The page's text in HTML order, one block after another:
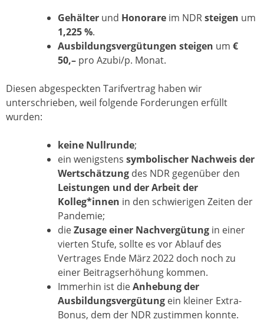
Gehälter und Honorare im NDRsteigen um
1,225 %.
Ausbildungsvergütungen steigen um €
50,– pro Azubi/p. Monat.
Diesen abgespeckten Tarifvertrag haben wir
unterschrieben, weil folgende Forderungen erfüllt
wurden:
keine Nullrunde;
ein wenigstens symbolischer Nachweis der
Wertschätzung des NDR gegenüber den
Leistungen und der Arbeit der
Kolleg*innen in den schwierigen Zeiten der
Pandemie;
dieZusage einer Nachvergütung in einer
vierten Stufe, sollte es vor Ablauf des
Vertrages Ende März 2022 doch noch zu
einer Beitragserhöhung kommen.
Immerhin ist dieAnhebung der
Ausbildungsvergütung ein kleiner Extra-
Bonus, dem der NDR zustimmen konnte.